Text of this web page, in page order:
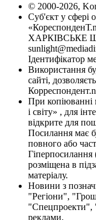
© 2000-2026,
Суб'єкт у сфері
ХАРКІВСЬКЕ
Ідентифікатор
Використання
сайті,
При копіюванні
і світу» , для
відкрите для
Посилання має
повного або
Гіперпосилання
розміщена в
матеріалу.
Новини з
"Регіони",
"Спецпроекти",
реклами.